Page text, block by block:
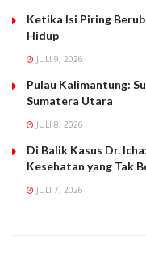
Ketika Isi Piring
Hidup
JULI 9, 2026
Pulau Kalimantung:
Sumatera Utara
JULI 8, 2026
Di Balik Kasus Dr.
Kesehatan yang Tak
JULI 7, 2026